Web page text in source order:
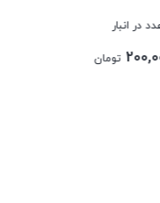
4 عدد در انبار
120,000 تومان